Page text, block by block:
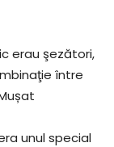
erau şezători,
între
unul special